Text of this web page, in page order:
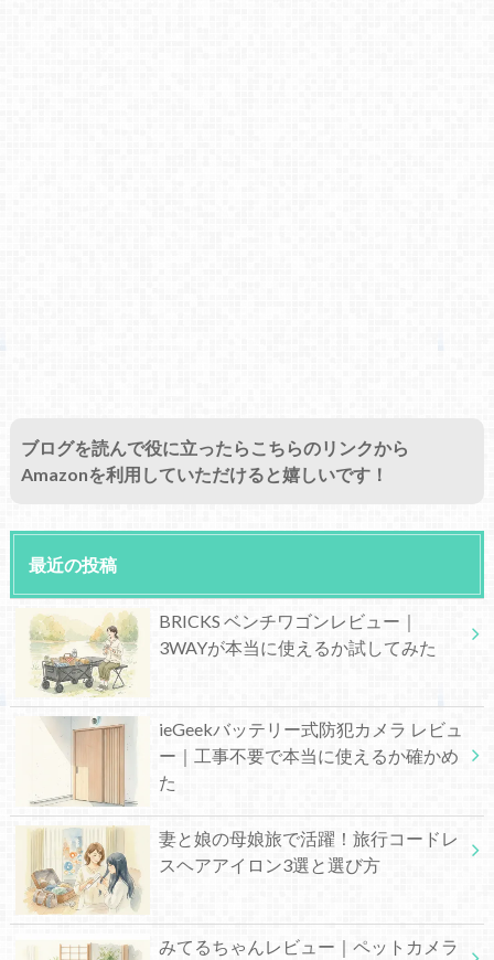
ブログを読んで役に立ったらこちらのリンクから
Amazonを利用していただけると嬉しいです！
最近の投稿
BRICKS ベンチワゴンレビュー｜
3WAYが本当に使えるか試してみた
ieGeekバッテリー式防犯カメラ レビュ
ー｜工事不要で本当に使えるか確かめ
た
妻と娘の母娘旅で活躍！旅行コードレ
スヘアアイロン3選と選び方
みてるちゃんレビュー｜ペットカメラ